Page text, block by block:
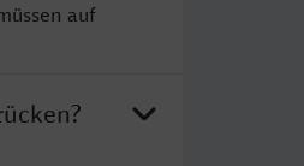
auf